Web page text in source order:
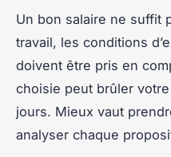
Un bon salaire ne suffit
travail, les conditions
doivent être pris en
choisie peut brûler
jours. Mieux vaut
analyser chaque